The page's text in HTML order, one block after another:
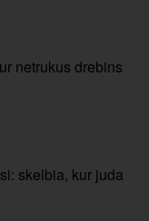
netrukus drebins
skelbia, kur juda